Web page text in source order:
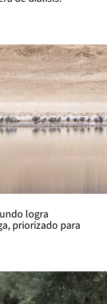
logra
priorizado para